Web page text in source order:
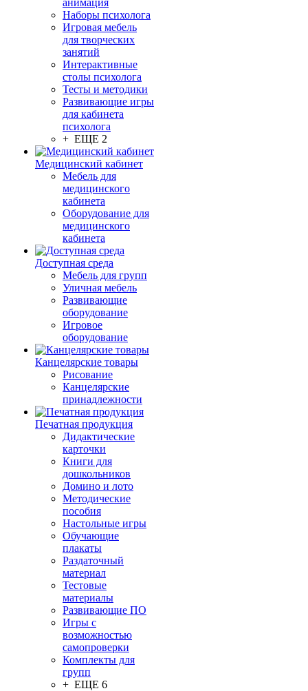
анимация
Наборы психолога
Игровая мебель
для творческих
занятий
Интерактивные
столы психолога
Тесты и методики
Развивающие игры
для кабинета
психолога
+ ЕЩЕ 2
Медицинский кабинет
Мебель для
медицинского
кабинета
Оборудование для
медицинского
кабинета
Доступная среда
Мебель для групп
Уличная мебель
Развивающие
оборудование
Игровое
оборудование
Канцелярские товары
Рисование
Канцелярские
принадлежности
Печатная продукция
Дидактические
карточки
Книги для
дошкольников
Домино и лото
Методические
пособия
Настольные игры
Обучающие
плакаты
Раздаточный
материал
Тестовые
материалы
Развивающие ПО
Игры с
возможностью
самопроверки
Комплекты для
групп
+ ЕЩЕ 6